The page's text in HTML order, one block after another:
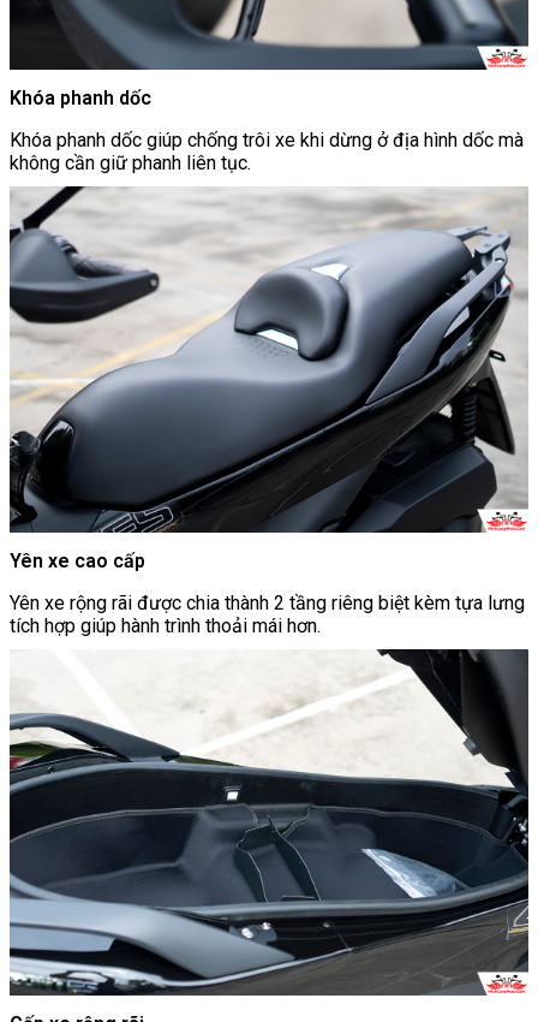
Khóa phanh dốc
Khóa phanh dốc giúp chống trôi xe khi dừng ở địa hình dốc mà
không cần giữ phanh liên tục.
Yên xe cao cấp
Yên xe rộng rãi được chia thành 2 tầng riêng biệt kèm tựa lưng
tích hợp giúp hành trình thoải mái hơn.